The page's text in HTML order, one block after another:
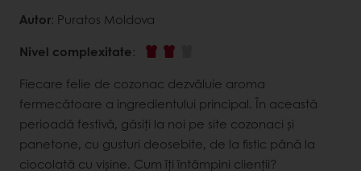
Autor: Puratos Moldova
Nivel complexitate:
Fiecare felie de cozonac dezvăluie aroma
fermecătoare a ingredientului principal. În această
perioadă festivă, găsiți la noi pe site cozonaci și
panetone, cu gusturi deosebite, de la fistic până la
ciocolată cu vișine. Cum îți întâmpini clienții?